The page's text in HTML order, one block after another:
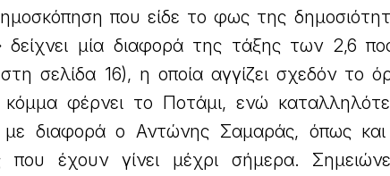
που είδε το φως της
δείχνει μία διαφορά της τάξης των 2,6
σελίδα 16), η οποία αγγίζει σχεδόν το
κόμμα φέρνει το Ποτάμι, ενώ
με διαφορά ο Αντώνης Σαμαράς, όπως
που έχουν γίνει μέχρι σήμερα.